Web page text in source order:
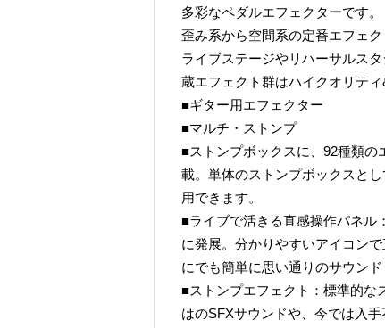
多彩なペダルエフェクターです。
歪み系から空間系の定番エフェ
ライブステージやリハーサルス
蔵エフェクト群はハイクオリティ
■ギター用エフェクター
■マルチ・ストンプ
■ストンプボックスに、92種類の
載。単体のストンプボックスと
用できます。
■ライブで活きる直感操作パネル
に発展。分かりやすいアイコン
にでも簡単に思い通りのサウンド
■ストンプエフェクト：標準的な
はのSFXサウンドや、今では入